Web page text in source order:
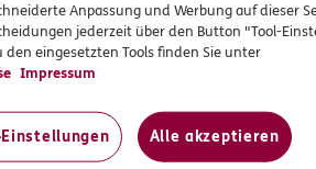
Anpassung und Werbung auf dieser
jederzeit über den Button "Tool-
den eingesetzten Tools finden Sie unter
Impressum
Alle akzeptieren